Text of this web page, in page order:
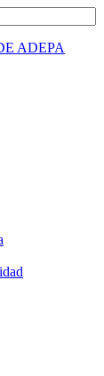
ADEPA